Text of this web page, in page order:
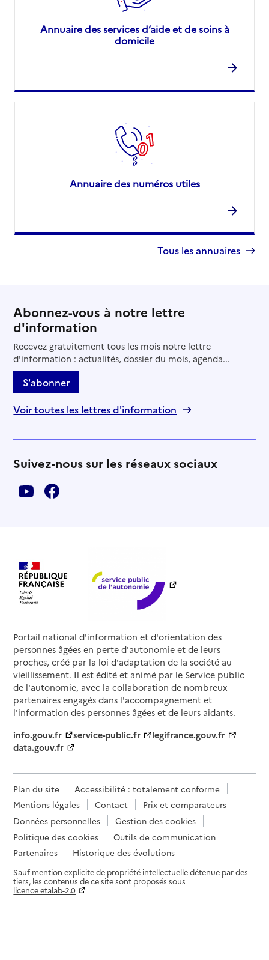
Annuaire des services d’aide et de soins à
domicile
Annuaire des numéros utiles
Tous les annuaires
Abonnez-vous à notre lettre
d'information
Recevez gratuitement tous les mois notre lettre
d'information : actualités, dossier du mois, agenda...
S'abonner
Voir toutes les lettres d'information
Suivez-nous sur les réseaux sociaux
Portail national d'information et d'orientation des
personnes âgées en perte d'autonomie et de leurs
proches, créé par la loi d'adaptation de la société au
vieillissement. Il est édité et animé par le Service public
de l'autonomie, avec la collaboration de nombreux
partenaires engagés dans l'accompagnement et
l'information des personnes âgées et de leurs aidants.
info.gouv.fr
service-public.fr
legifrance.gouv.fr
data.gouv.fr
Plan du site
Accessibilité : totalement conforme
Mentions légales
Contact
Prix et comparateurs
Données personnelles
Gestion des cookies
Politique des cookies
Outils de communication
Partenaires
Historique des évolutions
Sauf mention explicite de propriété intellectuelle détenue par des
tiers, les contenus de ce site sont proposés sous
licence etalab-2.0